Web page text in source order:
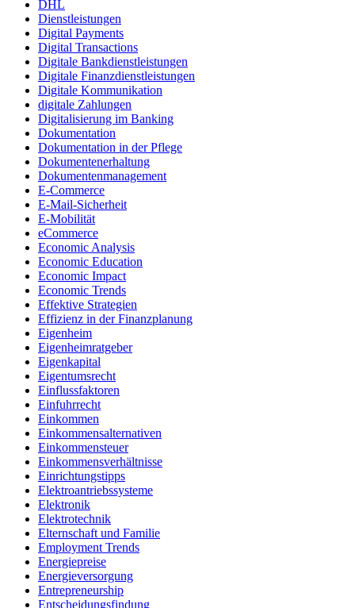
DHL
Dienstleistungen
Digital Payments
Digital Transactions
Digitale Bankdienstleistungen
Digitale Finanzdienstleistungen
Digitale Kommunikation
digitale Zahlungen
Digitalisierung im Banking
Dokumentation
Dokumentation in der Pflege
Dokumentenerhaltung
Dokumentenmanagement
E-Commerce
E-Mail-Sicherheit
E-Mobilität
eCommerce
Economic Analysis
Economic Education
Economic Impact
Economic Trends
Effektive Strategien
Effizienz in der Finanzplanung
Eigenheim
Eigenheimratgeber
Eigenkapital
Eigentumsrecht
Einflussfaktoren
Einfuhrrecht
Einkommen
Einkommensalternativen
Einkommensteuer
Einkommensverhältnisse
Einrichtungstipps
Elektroantriebssysteme
Elektronik
Elektrotechnik
Elternschaft und Familie
Employment Trends
Energiepreise
Energieversorgung
Entrepreneurship
Entscheidungsfindung